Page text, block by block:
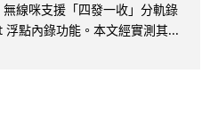
線咪支援「四發一收」分軌錄
點內錄功能。本文經實測其...